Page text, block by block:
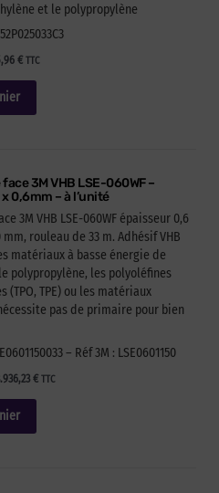
et le polypropylène
€TTC
3M VHB LSE-060WF –
0,6mm – à l’unité
3M VHB LSE-060WF épaisseur 0,6
mm, rouleau de 33 m. Adhésif VHB
matériaux à basse énergie de
polypropylène, les polyoléfines
TPE) ou les matériaux
pas de primaire pour bien
– Réf 3M : LSE0601150
€TTC